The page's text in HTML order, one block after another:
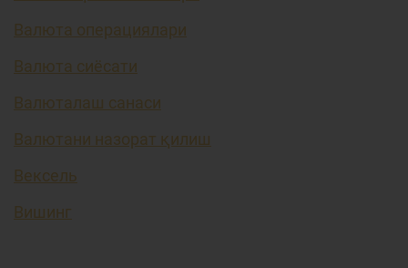
Валюта операциялари
Валюта сиёсати
Валюталаш санаси
Валютани назорат қилиш
Вексель
Вишинг